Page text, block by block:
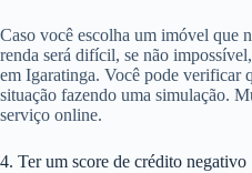
Caso você escolha um imóvel que
renda será difícil, se não
em Igaratinga. Você pode verificar
situação fazendo uma simulação.
serviço online.
4. Ter um score de crédito negativo